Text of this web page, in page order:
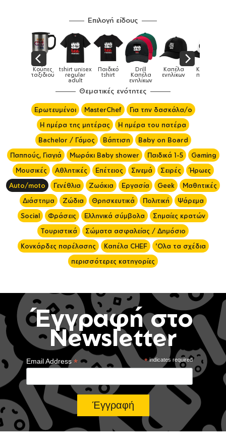
Επιλογή είδους
Drill
Καπέλα
Καπέλα
ενηλίκων
Καπέλα
παιδικά Κούπες Κούπες
ειδικές
Θεματικές ενότητες
Ερωτευμένοι MasterChef
Για την δασκάλα/ο
Η ημέρα της μητέρας
Η ημέρα του πατέρα
Bachelor / Γάμος
Βάπτιση
Baby on Board
Παππούς, Γιαγιά
Μωράκι Baby shower Παιδικά 1-5
Gaming
Μουσικές
Αθλητικές Επέτειος Σινεμά Σειρές
Ήρωες
Auto/moto
Γενέθλια Ζωάκια Εργασία Geek
Μαθητικές
Διάστημα
Ζώδια Θρησκευτικά Πολιτική
Ψάρεμα
Social
Φράσεις Ελληνικά σύμβολα
Σημαίες κρατών
Τουριστικά
Σώματα ασφαλείας / Δημόσιο
Κονκάρδες παρέλασης
Καπέλα CHEF
'Ολα τα σχέδια
περισσότερες κατηγορίες
Έγγραφή στο
Newsletter
*indicates required
Email Address*